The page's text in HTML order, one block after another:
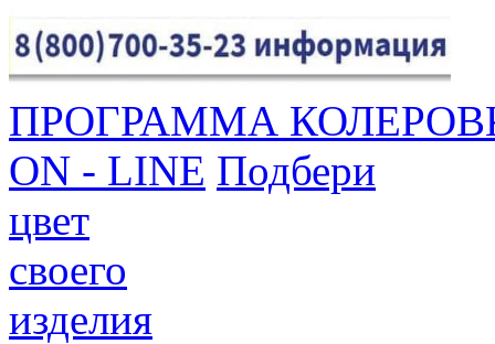
ПРОГРАММА
ON - LINE Подбери
цвет
своего
изделия